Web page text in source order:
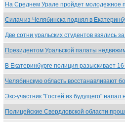
На Среднем Урале пройдет молодежное
Силач из Челябинска поднял в
Две сотни уральских студентов взялись
Президентом Уральской палаты
В Екатеринбурге полиция разыскивает
Челябинскую область восстанавливают
Экс-участник "Гостей из будущего"
Полицейские Свердловской области